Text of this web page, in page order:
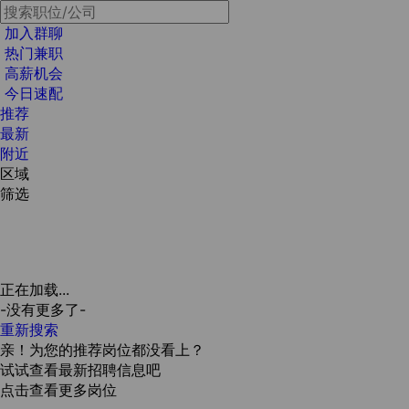
加入群聊
热门兼职
高薪机会
今日速配
推荐
最新
附近
区域
筛选
正在加载...
-没有更多了-
重新搜索
亲！为您的推荐岗位都没看上？
试试查看最新招聘信息吧
点击查看更多岗位